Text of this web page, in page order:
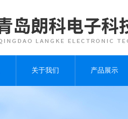
关于我们 产品展示